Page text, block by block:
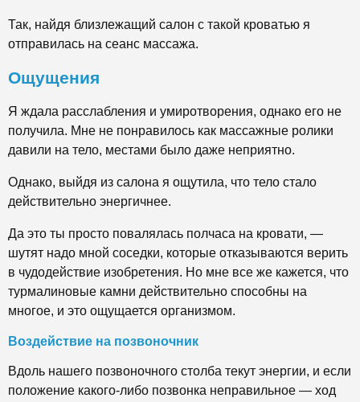
Так, найдя близлежащий салон с такой кроватью я
отправилась на сеанс массажа.
Ощущения
Я ждала расслабления и умиротворения, однако его не
получила. Мне не понравилось как массажные ролики
давили на тело, местами было даже неприятно.
Однако, выйдя из салона я ощутила, что тело стало
действительно энергичнее.
Да это ты просто повалялась полчаса на кровати, —
шутят надо мной соседки, которые отказываются верить
в чудодействие изобретения. Но мне все же кажется, что
турмалиновые камни действительно способны на
многое, и это ощущается организмом.
Воздействие на позвоночник
Вдоль нашего позвоночного столба текут энергии, и если
положение какого-либо позвонка неправильное — ход